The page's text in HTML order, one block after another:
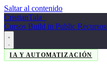
Saltar al contenido
CristianTala
Cursos Build in Public Recursos
IA Y AUTOMATIZACIÓN